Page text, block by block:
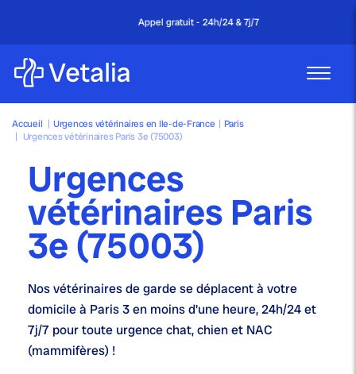
Appel gratuit - 24h/24 & 7j/7
Accueil | Urgences vétérinaires en Ile-de-France | Paris
| Urgences vétérinaires Paris 3e (75003)
Urgences
vétérinaires Paris
3e (75003)
Nosvétérinaires de gardese déplacent à votre
domicile à Paris 3 en moins d'une heure,24h/24 et
7j/7 pour toute urgence chat, chien et NAC
(mammifères) !